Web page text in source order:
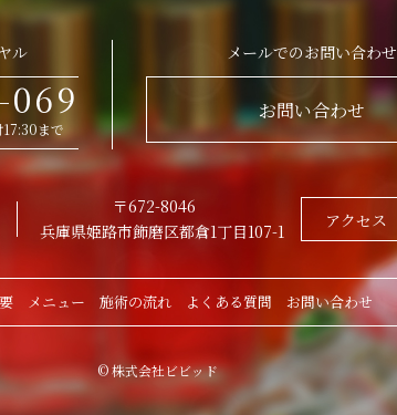
ル
069
まで
メールでのお問い合わせ
お問い合わせ
〒672-8046
兵庫県姫路市飾磨区都倉1丁目107-1
アクセス
メニュー 施術の流れ よくある質問 お問い合わせ
© 株式会社ビビッド